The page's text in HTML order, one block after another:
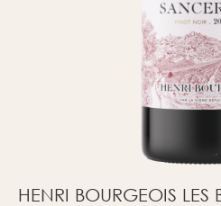
HENRI BOURGEOIS LES